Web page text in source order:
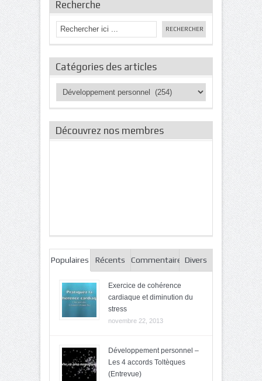
Recherche
Catégories des articles
Catégories
des
Découvrez nos membres
Populaires Récents CommentairesDivers
Exercice de cohérence
cardiaque et diminution du
stress
novembre 22, 2013
Développement personnel –
Les 4 accords Toltèques
(Entrevue)